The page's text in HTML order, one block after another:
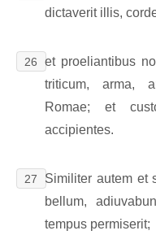
dictaverit illis,
26
et proeliantibus
triticum, arma,
Romae; et
accipientes.
27
Similiter autem et
bellum,
tempus permiserit;